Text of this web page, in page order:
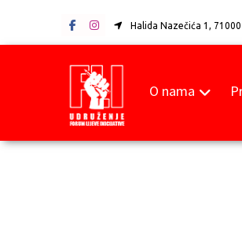
Halida Nazečića 1,
O nama